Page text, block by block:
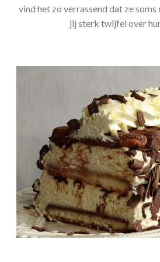
vind het zo verrassend dat ze
jij sterk twijfel over